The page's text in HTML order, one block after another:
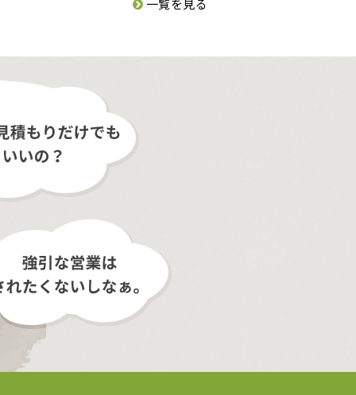
一覧を見る